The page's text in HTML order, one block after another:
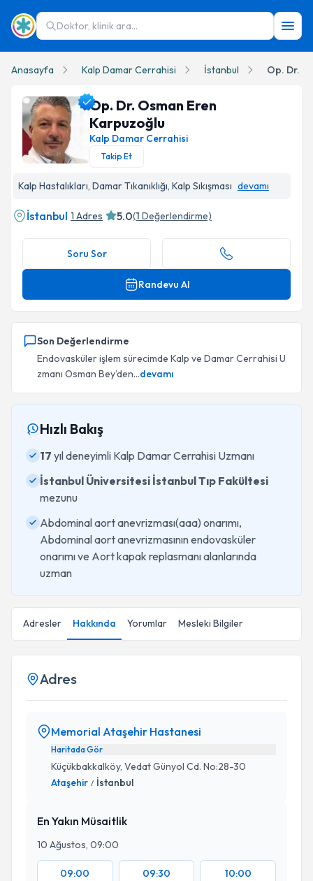
Doktor, klinik ara...
Anasayfa Kalp Damar Cerrahisi İstanbul Op. Dr.
Op. Dr. Osman Eren Karpuzoğlu Profil Fotoğrafı
Op. Dr. Osman Eren
Karpuzoğlu
Kalp Damar Cerrahisi
Takip Et
Kalp Hastalıkları, Damar Tıkanıklığı, Kalp Sıkışması devamı
İstanbul 1 Adres 5.0(1 Değerlendirme)
Soru Sor
Randevu Al
Son Değerlendirme
Endovasküler işlem sürecimde Kalp ve Damar Cerrahisi U
zmanı Osman Bey’den...devamı
Hızlı Bakış
17 yıl deneyimli Kalp Damar Cerrahisi Uzmanı
İstanbul Üniversitesi İstanbul Tıp Fakültesi
mezunu
Abdominal aort anevrizması(aaa) onarımı,
Abdominal aort anevrizmasının endovasküler
onarımı ve Aort kapak replasmanı alanlarında
uzman
Adresler Hakkında Yorumlar Mesleki Bilgiler
Adres
Memorial Ataşehir Hastanesi
Haritada Gör
Küçükbakkalköy, Vedat Günyol Cd. No:28-30
Ataşehir / İstanbul
En Yakın Müsaitlik
10 Ağustos, 09:00
09:00 09:30 10:00